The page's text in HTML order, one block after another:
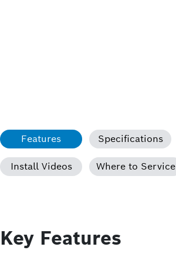
Features Specifications
Install Videos Where to Service
Key Features